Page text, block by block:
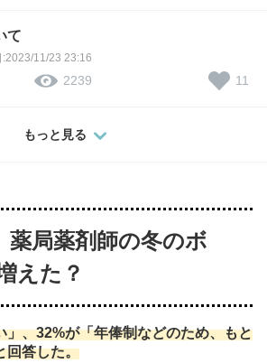
て
:2023/11/23 23:16
2239 11
もっと見る
局薬剤師の冬のボ
えた？
」、32%が「年俸制などのため、もと
回答した。